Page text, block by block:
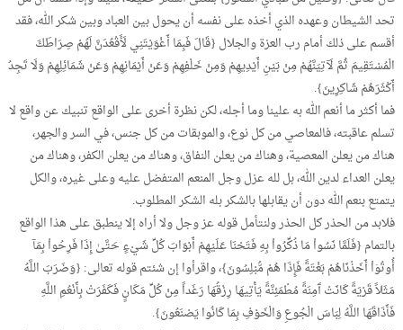
تحد الشيطان وعهده الذي أخذه على نفسه أن يحول بين العباد وبين شكر الله، فقد
أقسم على ذلك أمام رب العزة والجلال {قَالَ فَبِمَا أَغْوَيْتَنِي لَأَقْعُدَنَّ لَهُمْ صِرَاطَكَ
الْمُسْتَقِيمَ ثُمَّ لَآتِيَنَّهُمْ مِنْ بَيْنِ أَيْدِيهِمْ وَمِنْ خَلْفِهِمْ وَعَنْ أَيْمَانِهِمْ وَعَنْ شَمَائِلِهِمْ وَلَا تَجِدُ
أَكْثَرَهُمْ شَاكِرِينَ}.
فما أكثر ما أنعم الله به علينا وما أجله، لكن نظرة أخرى على الواقع تنبيك عن واقع لا
تسلم عاقبته، فالمعاصي من كل نوع، والموبقات من كل جنس، في السر والجهر،
هناك من يعلن المعصية، وهناك من يعلن النفاق، وهناك من يعلن الكفر، وهناك من
يعلن العداء لدين الله، بل لله عزل وجل المنعم المتفضل عليه وعلى غيره، والكل
يتمتع بنعم الله دون أن يقابلها بالشكر بله الشكر المطلوب.
فلابد من الحذر كل الحذر ولنتأمل قوله عز وجل ولا أراه إلا ينطبق على هذا الواقع
بالتمام {فَلَمَّا نَسُواْ مَا ذُكِّرُواْ بِهِ فَتَحْنَا عَلَيْهِمْ أَبْوَابَ كُلِّ شَيْءٍ حَتَّىٰ إِذَا فَرِحُواْ بِمَآ
أُوتُوۤاْ أَخَذْنَاهُمْ بَغْتَةً فَإِذَا هُمْ مُّبْلِسُونَ}، واقرأوا إن شئتم قوله تعالى: {وَضَرَبَ اللَّهُ
مَثَلاً قَرْيَةً كَانَتْ آَمِنَةً مُطْمَئِنَّةً يَأْتِيهَا رِزْقُهَا رَغَداً مِنْ كُلِّ مَكَانٍ فَكَفَرَتْ بِأَنْعُمِ اللَّهِ
فَأَذَاقَهَا اللَّهُ لِبَاسَ الْجُوعِ وَالْخَوْفِ بِمَا كَانُوا يَصْنَعُونَ}.